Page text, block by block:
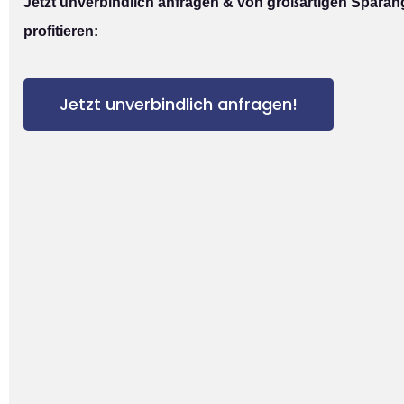
profitieren:
Jetzt unverbindlich anfragen!